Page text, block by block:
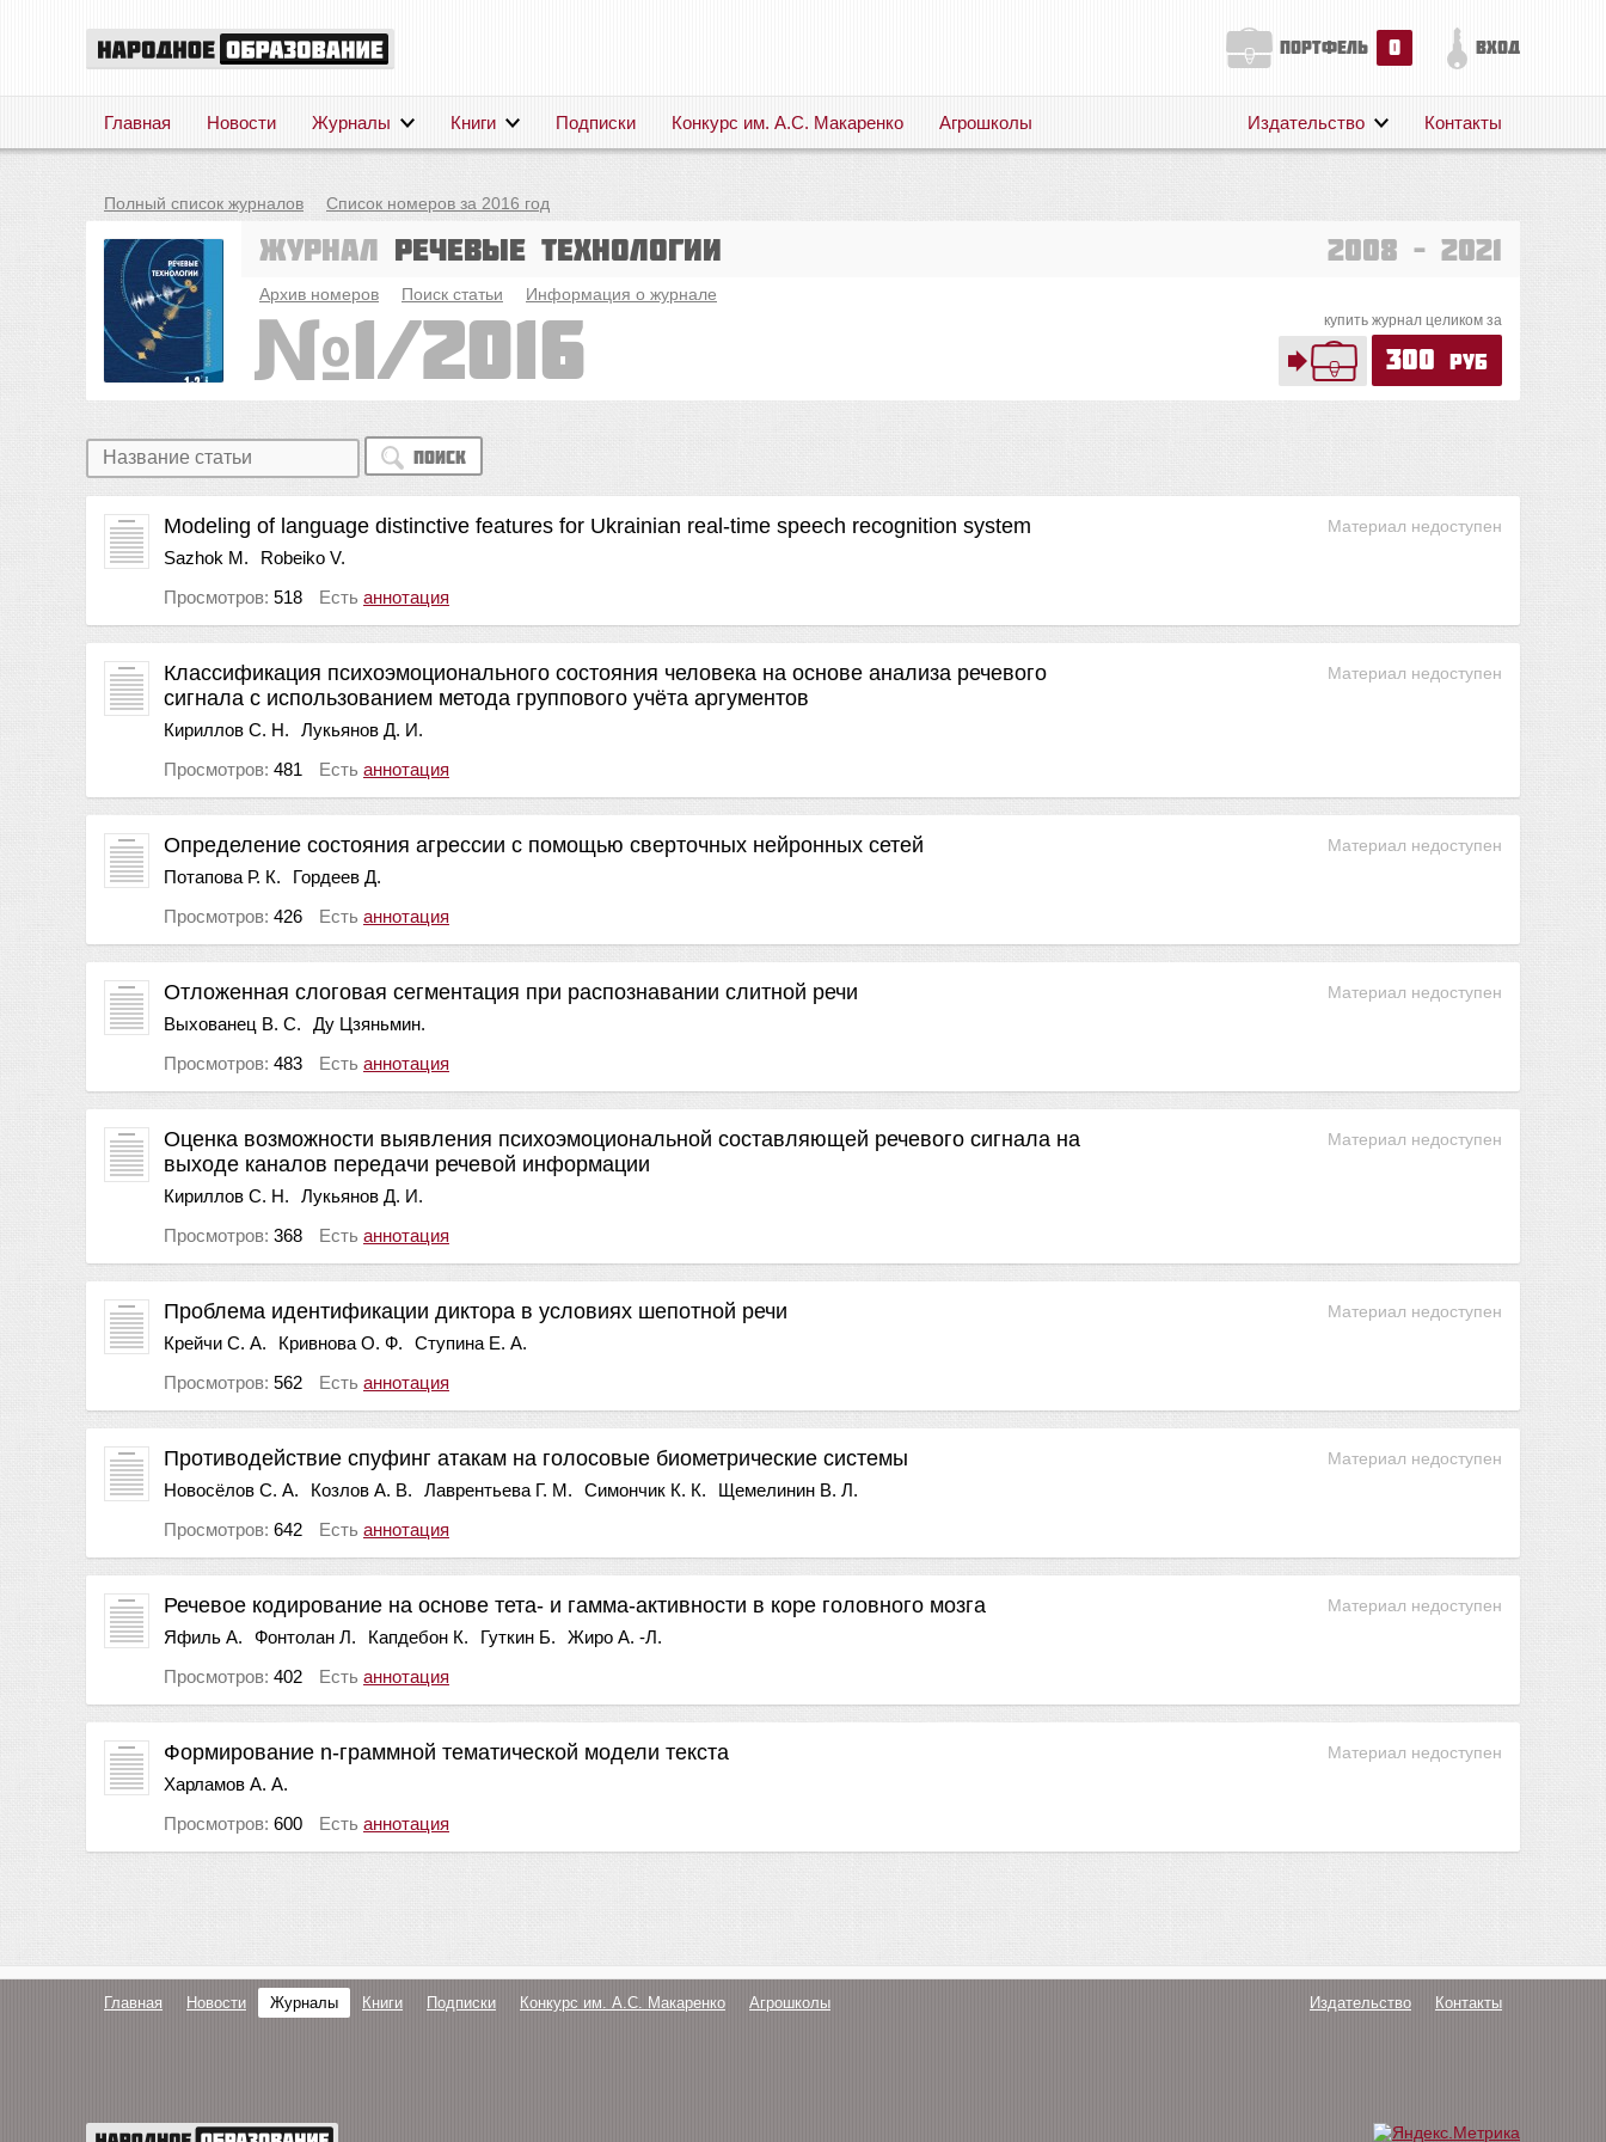
портфель 0 вход
Главная Новости Журналы Книги Подписки Конкурс им. А.С. Макаренко Агрошколы
Поддержка
Издательство Контакты
Полный список журналов Список номеров за 2016 год
Журнал Речевые технологии 2008 – 2021
Архив номеров Поиск статьи Информация о журнале
купить журнал целиком за
300 руб
1/2016
Поиск
Материал недоступен
Modeling of language distinctive features for Ukrainian real-time speech recognition system
Sazhok М.
Robeiko V.
Просмотров: 518 Есть аннотация
Материал недоступен
Классификация психоэмоционального состояния человека на основе анализа речевого
сигнала с использованием метода группового учёта аргументов
Кириллов С. Н.
Лукьянов Д. И.
Просмотров: 481 Есть аннотация
Материал недоступен
Определение состояния агрессии с помощью сверточных нейронных сетей
Потапова Р. К.
Гордеев Д.
Просмотров: 426 Есть аннотация
Материал недоступен
Отложенная слоговая сегментация при распознавании слитной речи
Выхованец В. С.
Ду Цзяньмин.
Просмотров: 483 Есть аннотация
Материал недоступен
Оценка возможности выявления психоэмоциональной составляющей речевого сигнала на
выходе каналов передачи речевой информации
Кириллов С. Н.
Лукьянов Д. И.
Просмотров: 368 Есть аннотация
Материал недоступен
Проблема идентификации диктора в условиях шепотной речи
Крейчи С. А. Кривнова О. Ф.
Ступина Е. А.
Просмотров: 562 Есть аннотация
Материал недоступен
Противодействие спуфинг атакам на голосовые биометрические системы
Новосёлов С. А. Козлов А. В. Лаврентьева Г. М. Симончик К. К.
Щемелинин В. Л.
Просмотров: 642 Есть аннотация
Материал недоступен
Речевое кодирование на основе тета- и гамма-активности в коре головного мозга
Яфиль А. Фонтолан Л. Капдебон К. Гуткин Б.
Жиро А. -Л.
Просмотров: 402 Есть аннотация
Материал недоступен
Формирование n-граммной тематической модели текста
Харламов А. А.
Просмотров: 600 Есть аннотация
Главная Новости Журналы Книги Подписки Конкурс им. А.С. Макаренко Агрошколы Издательство Контакты